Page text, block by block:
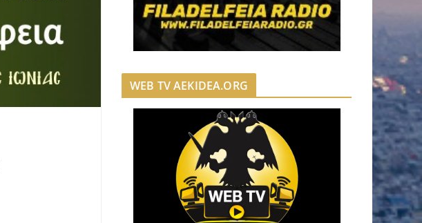
WEB TV AEKIDEA.ORG